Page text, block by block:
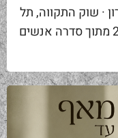
· שוק התקווה, תל
אביב אנציקלופדיית הנתחים · פרק 2 מתוך סדרה אנשים
שאלה ראשונה...